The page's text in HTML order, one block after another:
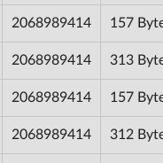
2068989414 157
2068989414 313
2068989414 157
2068989414 312